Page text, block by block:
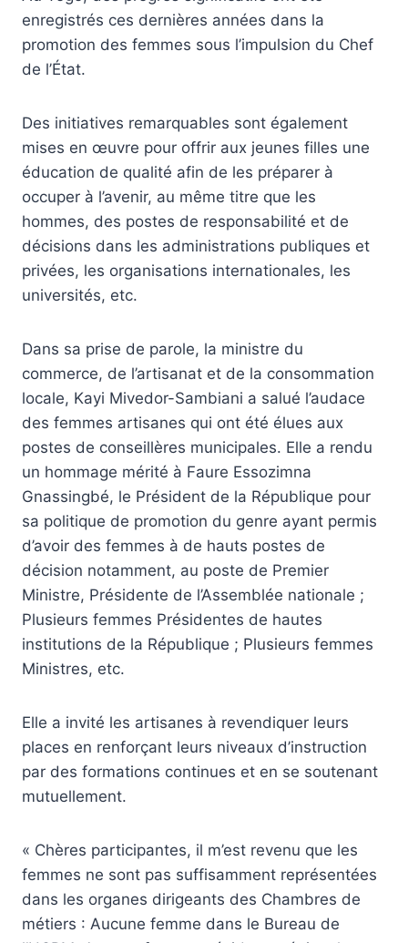
enregistrés ces dernières années dans la
promotion des femmes sous l’impulsion du Chef
de l’État.
Des initiatives remarquables sont également
mises en œuvre pour offrir aux jeunes filles une
éducation de qualité afin de les préparer à
occuper à l’avenir, au même titre que les
hommes, des postes de responsabilité et de
décisions dans les administrations publiques et
privées, les organisations internationales, les
universités, etc.
Dans sa prise de parole, la ministre du
commerce, de l’artisanat et de la consommation
locale, Kayi Mivedor-Sambiani a salué l’audace
des femmes artisanes qui ont été élues aux
postes de conseillères municipales. Elle a rendu
un hommage mérité à Faure Essozimna
Gnassingbé, le Président de la République pour
sa politique de promotion du genre ayant permis
d’avoir des femmes à de hauts postes de
décision notamment, au poste de Premier
Ministre, Présidente de l’Assemblée nationale ;
Plusieurs femmes Présidentes de hautes
institutions de la République ; Plusieurs femmes
Ministres, etc.
Elle a invité les artisanes à revendiquer leurs
places en renforçant leurs niveaux d’instruction
par des formations continues et en se soutenant
mutuellement.
« Chères participantes, il m’est revenu que les
femmes ne sont pas suffisamment représentées
dans les organes dirigeants des Chambres de
métiers : Aucune femme dans le Bureau de